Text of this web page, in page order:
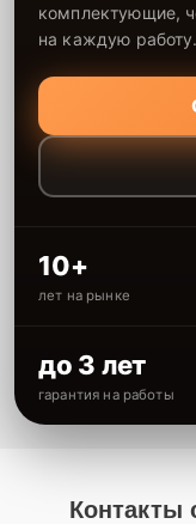
комплектующие,
на каждую работу.
10+
лет на рынке
до 3 лет
гарантия на работы
Контакты